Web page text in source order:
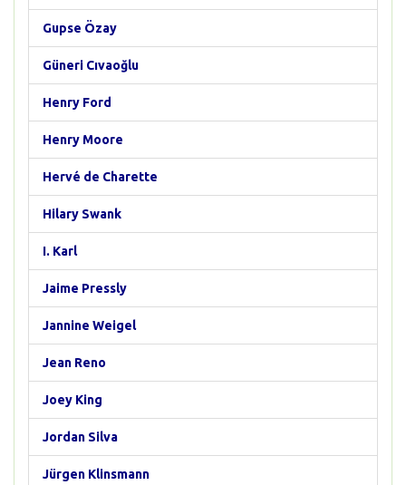
Gupse Özay
Güneri Cıvaoğlu
Henry Ford
Henry Moore
Hervé de Charette
Hilary Swank
I. Karl
Jaime Pressly
Jannine Weigel
Jean Reno
Joey King
Jordan Silva
Jürgen Klinsmann